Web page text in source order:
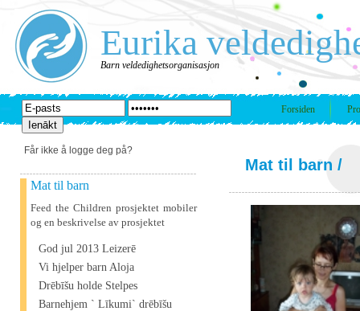
Eurika
Barn veldedighetsorganisasjon
Forsiden
Får ikke å logge deg på?
Mat til barn
Feed the Children prosjektet mobiler
og en beskrivelse av prosjektet
God jul 2013 Leizerē
Vi hjelper barn Aloja
Drēbīšu holde Stelpes
Barnehjem ` Līkumi` drēbīšu
Mat til barn /